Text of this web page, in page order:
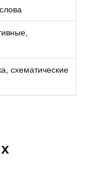
схематические